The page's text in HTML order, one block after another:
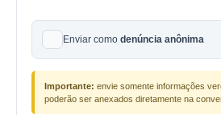
Enviar como denúncia anônima
Importante: envie somente informações
poderão ser anexados diretamente na